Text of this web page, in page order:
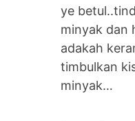
ye
minyak dan
adakah
timbulkan
minyak…